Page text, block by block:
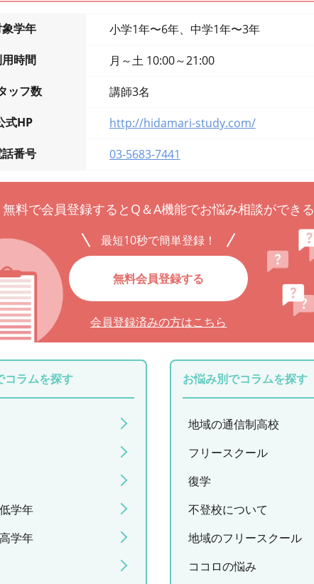
学年
小学1年〜6年、中学1年〜3年
時間
月～土 10:00～21:00
ッフ数
講師3名
式HP
http://hidamari-study.com/
番号
03-5683-7441
無料で会員登録するとQ＆A機能でお悩み相談ができる
最短10秒で簡単登録！
無料会員登録する
会員登録済みの方はこちら
コラムを探す
学年
学年
お悩み別でコラムを探す
地域の通信制高校
フリースクール
復学
不登校について
地域のフリースクール
ココロの悩み